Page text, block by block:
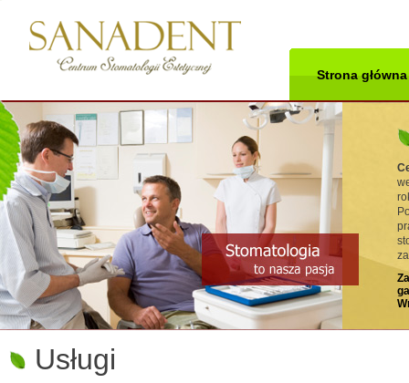
Strona główna
Usługi